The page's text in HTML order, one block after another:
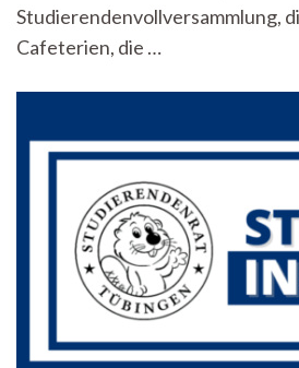
Studierendenvollversammlung,
Cafeterien, die …